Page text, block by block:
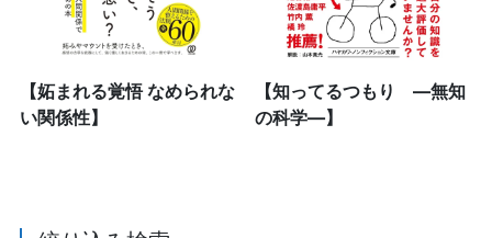
【妬まれる覚悟 なめられな
い関係性】
【知ってるつもり ―無知
の科学―】